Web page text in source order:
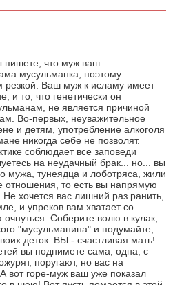
пишете, что муж ваш
мусульманка, поэтому
резкой. Ваш муж к исламу имеет
и то, что генетически он
не является причиной
Во-первых, неуважительное
и детям, употребление алкоголя
никогда себе не позволят.
соблюдает все заповеди
на неудачный брак... но... вы
мужа, тунеядца и лоботряса, жили
отношения, то есть вы напрямую
хочется вас лишний раз ранить,
и упреков вам хватает со
Соберите волю в кулак,
"мусульманина" и подумайте,
деток. ВЫ - счастливая мать!
вы поднимете сама, одна, с
поругают, но вас на
вот горе-муж ваш уже показал